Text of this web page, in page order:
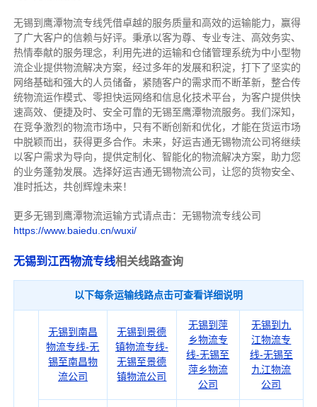
无锡到鹰潭物流专线凭借卓越的服务质量和高效的运输能力，赢得
了广大客户的信赖与好评。 秉承以客为尊、专业专注、高效务实、
热情奉献的服务理念，利用先进的运输和仓储管理系统为中小型物
流企业提供物流解决方案，经过多年的发展和积淀，打下了坚实的
网络基础和强大的人员储备，紧随客户的需求而不断革新，整合传
统物流运作模式、零担快运网络和信息化技术平台，为客户提供快
速高效、便捷及时、安全可靠的无锡至鹰潭物流服务。 我们深知，
在竞争激烈的物流市场中，只有不断创新和优化，才能在货运市场
中脱颖而出，获得更多合作。 未来，好运吉通无锡物流公司将继续
以客户需求为导向，提供定制化、智能化的物流解决方案，助力您
的业务蓬勃发展。选择好运吉通无锡物流公司，让您的货物安全、
准时抵达，共创辉煌未来！
更多无锡到鹰潭物流运输方式请点击：无锡物流专线公司
https://www.baiedu.cn/wuxi/
无锡到江西物流专线相关线路查询
以下每条运输线路点击可查看详细说明
无锡到南昌
物流专线-无
锡至南昌物
流公司
无锡到景德
镇物流专线-
无锡至景德
镇物流公司
无锡到萍
乡物流专
线-无锡至
萍乡物流
公司
无锡到九
江物流专
线-无锡至
九江物流
公司